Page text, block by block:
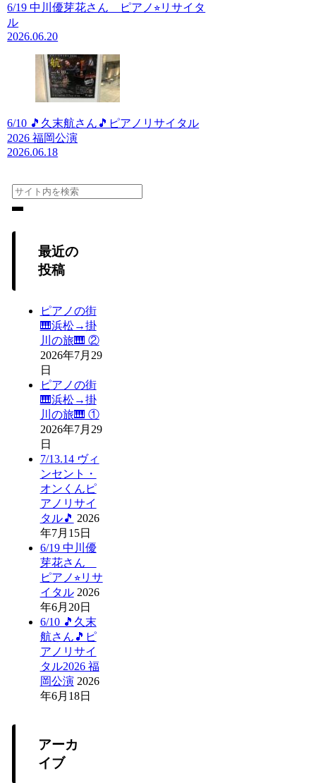
6/19 中川優芽花さん ピアノ⭐︎リサイタ
ル
2026.06.20
6/10 🎵久末航さん🎵ピアノリサイタル
2026 福岡公演
2026.06.18
最近の
投稿
ピアノの街
🎹浜松→掛
川の旅🎹 ②
2026年7月29
日
ピアノの街
🎹浜松→掛
川の旅🎹 ①
2026年7月29
日
7/13.14 ヴィ
ンセント・
オンくんピ
アノリサイ
タル🎵 2026
年7月15日
6/19 中川優
芽花さん
ピアノ⭐︎リサ
イタル 2026
年6月20日
6/10 🎵久末
航さん🎵ピ
アノリサイ
タル2026 福
岡公演 2026
年6月18日
アーカ
イブ